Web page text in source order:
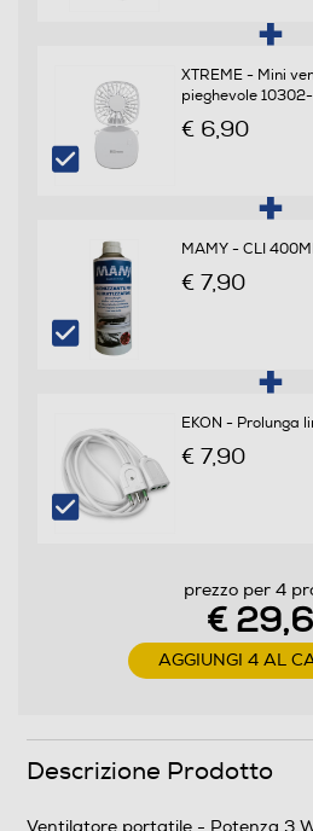
Diffusore aromi
Funzione brezza
Nebulizzazione
Dimensioni - Peso
Altezza-mm
100
Peso-Kg
XTREME - Mini
pieghevole
€ 6,90
MAMY - CLI
€ 7,90
EKON - Prolunga
€ 7,90
prezzo per 4
€
AGGIUNGI 4 AL
Descrizione Prodotto
Ventilatore portatile - Potenza 3